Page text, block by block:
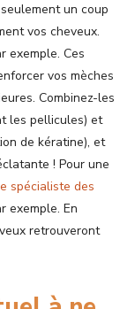
un coup
vos cheveux.
exemple. Ces
vos mèches
Combinez-les
les pellicules) et
de kératine), et
! Pour une
spécialiste des
exemple. En
retrouveront